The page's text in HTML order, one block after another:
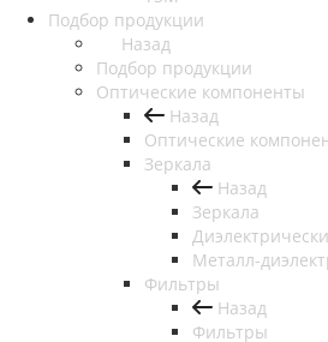
Подбор продукции
Назад
Подбор продукции
Оптические компоненты
Назад
Оптические
Зеркала
Назад
Зеркала
Металл-
Фильтры
Назад
Фильтры